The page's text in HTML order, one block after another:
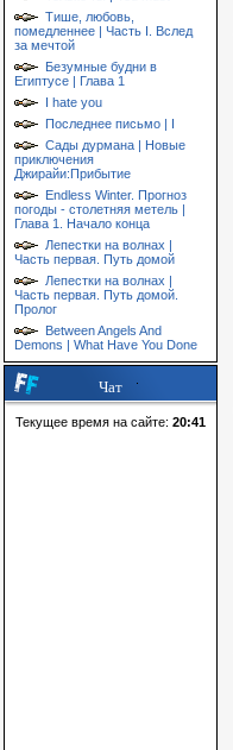
Тише, любовь,
помедленнее | Часть I. Вслед
за мечтой
Безумные будни в
Египтусе | Глава 1
I hate you
Последнее письмо | I
Сады дурмана | Новые
приключения
Джирайи:Прибытие
Endless Winter. Прогноз
погоды - столетняя метель |
Глава 1. Начало конца
Лепестки на волнах |
Часть первая. Путь домой
Лепестки на волнах |
Часть первая. Путь домой.
Пролог
Between Angels And
Demons | What Have You Done
Чат
Текущее время на сайте: 20:41